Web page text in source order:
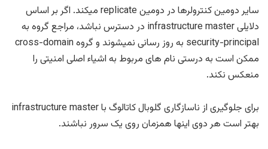
سایر دومین کنترولرها در دومین replicate میکند. اگر بر اساس
دلایلی infrastructure master در دسترس نباشد، مراجع گروه به
security-principal به روز رسانی نمیشوند و گروه cross-domain
ممکن است به درستی نام های مربوط به اشیاء اصلی امنیتی را
منعکس نکند.
برای جلوگیری از ناسازگاری گلوبال کاتالوگ با infrastructure master
بهتر است هر دوی اینها همزمان روی یک سرور نباشند.